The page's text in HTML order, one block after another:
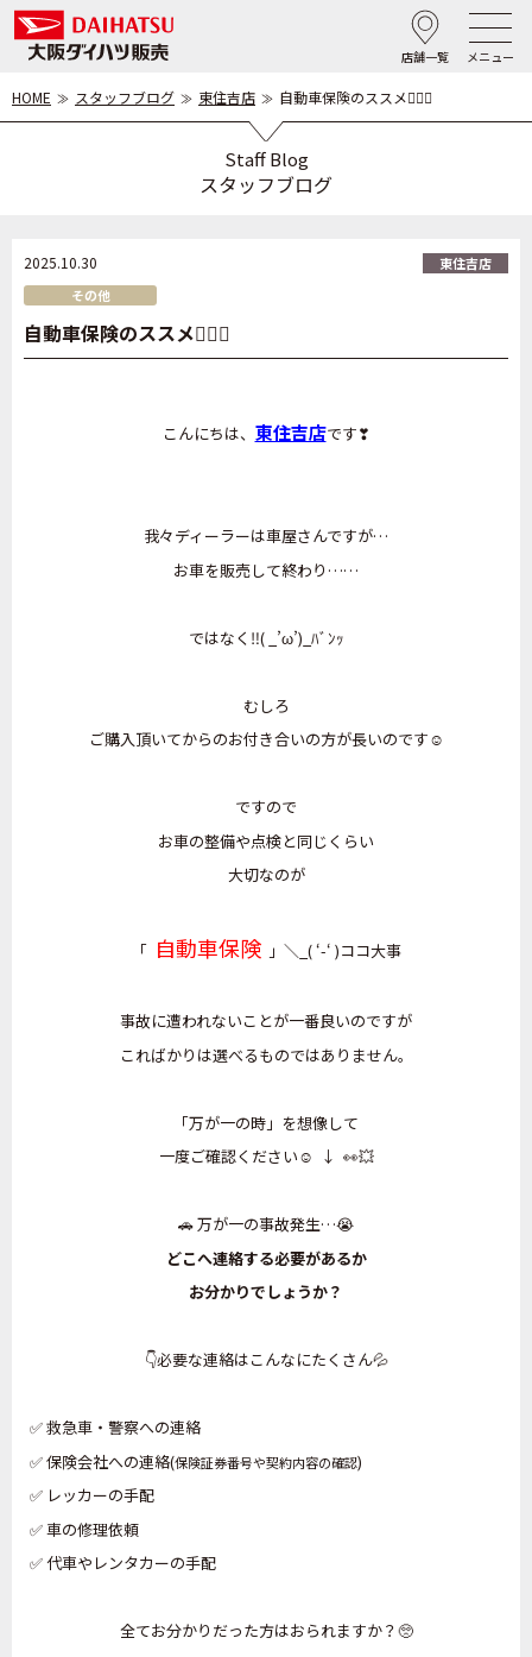
店舗一覧 メニュー
HOME スタッフブログ 東住吉店 自動車保険のススメ☝🏻✨️
Staff Blog
スタッフブログ
2025.10.30
東住吉店
その他
自動車保険のススメ☝🏻✨️
こんにちは、 東住吉店です❣
我々ディーラーは車屋さんですが…
お車を販売して終わり……
ではなく‼️( _’ω’)_ﾊﾞﾝｯ
むしろ
ご購入頂いてからのお付き合いの方が長いのです☺️
ですので
お車の整備や点検と同じくらい
大切なのが
「 自動車保険」＼_( ‘-‘ )ココ大事
事故に遭われないことが一番良いのですが
こればかりは選べるものではありません。
「万が一の時」を想像して
一度ご確認ください☺️ ↓ 👀💥
🚗 万が一の事故発生…😭
どこへ連絡する必要があるか
お分かりでしょうか？
👇必要な連絡はこんなにたくさん💦
✅ 救急車・警察への連絡
✅ 保険会社への連絡(保険証券番号や契約内容の確認)
✅ レッカーの手配
✅ 車の修理依頼
✅ 代車やレンタカーの手配
全てお分かりだった方はおられますか？🥺